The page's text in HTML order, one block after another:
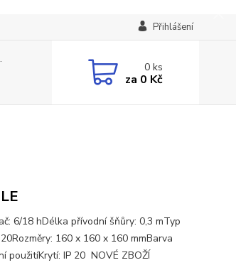
Přihlášení
0ks
za 0 Kč
6/18 hDélka přívodní šňůry: 0,3 mTyp
160 x 160 x 160 mmBarva
použitíKrytí: IP 20 NOVÉ ZBOŽÍ